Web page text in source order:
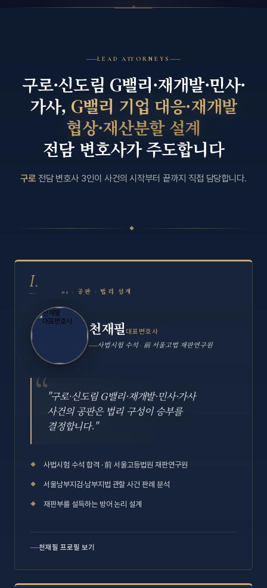
LEAD ATTORNEYS
구로·신도림 G밸리·재개발·민사·
가사, G밸리 기업 대응·재개발
협상·재산분할 설계
전담 변호사가 주도합니다
구로전담 변호사 3인이 사건의 시작부터 끝까지 직접 담당합니다.
◆
I. 01 · 공판 · 법리 설계
천재필 대표변호사
사법시험 수석 · 前 서울고법 재판연구원
"구로·신도림 G밸리·재개발·민사·가사
사건의 공판은 법리 구성이 승부를
결정합니다."
사법시험 수석 합격 · 前 서울고등법원 재판연구원
서울남부지검·남부지법 관할 사건 판례 분석
재판부를 설득하는 방어 논리 설계
천재필 프로필 보기